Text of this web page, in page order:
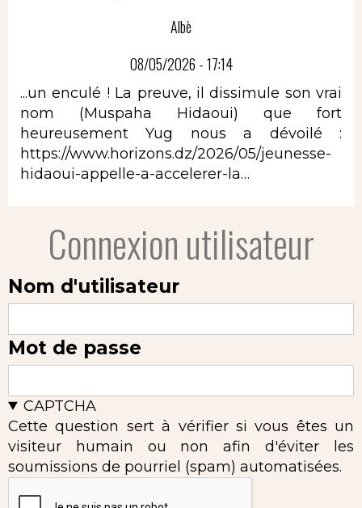
Albè
08/05/2026 - 17:14
...un enculé ! La preuve, il dissimule son vrai
nom (Muspaha Hidaoui) que fort
heureusement Yug nous a dévoilé :
https://www.horizons.dz/2026/05/jeunesse-
hidaoui-appelle-a-accelerer-la…
Connexion utilisateur
Nom d'utilisateur
Mot de passe
CAPTCHA
Cette question sert à vérifier si vous êtes un
visiteur humain ou non afin d'éviter les
soumissions de pourriel (spam) automatisées.